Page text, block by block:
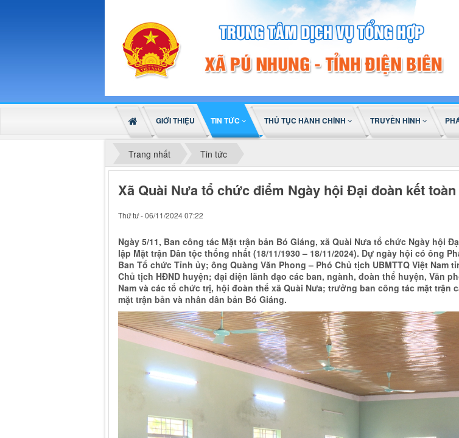
GIỚI THIỆU TIN TỨC THỦ TỤC HÀNH CHÍNH TRUYỀN HÌNH
Trang nhất Tin tức
Xã Quài Nưa tổ chức điểm Ngày hội Đại đoàn kết
Thứ tư - 06/11/2024 07:22
Ngày 5/11, Ban công tác Mặt trận bản Bó Giáng, xã Quài Nưa tổ chức Ngày hội
lập Mặt trận Dân tộc thống nhất (18/11/1930 – 18/11/2024). Dự ngày hội có ông
Ban Tổ chức Tỉnh ủy; ông Quàng Văn Phong – Phó Chủ tịch UBMTTQ Việt
Chủ tịch HĐND huyện; đại diện lãnh đạo các ban, ngành, đoàn thể huyện, Văn
Nam và các tổ chức trị, hội đoàn thể xã Quài Nưa; trưởng ban công tác mặt trận
mặt trận bản và nhân dân bản Bó Giáng.